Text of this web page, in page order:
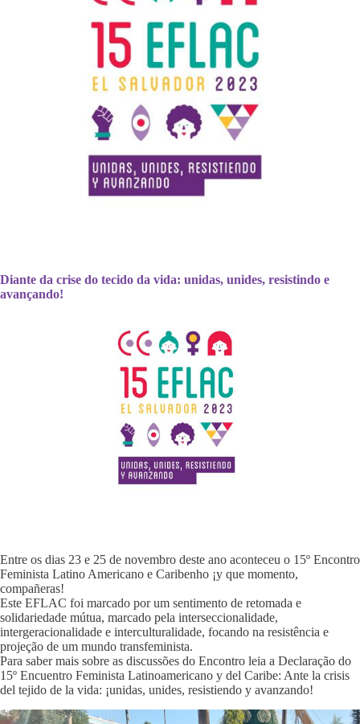
Diante da crise do tecido da vida: unidas, unides, resistindo e
avançando!
Entre os dias 23 e 25 de novembro deste ano aconteceu o 15º Encontro
Feminista Latino Americano e Caribenho ¡y que momento,
compañeras!
Este EFLAC foi marcado por um sentimento de retomada e
solidariedade mútua, marcado pela interseccionalidade,
intergeracionalidade e interculturalidade, focando na resistência e
projeção de um mundo transfeminista.
Para saber mais sobre as discussões do Encontro leia a Declaração do
15º Encuentro Feminista Latinoamericano y del Caribe: Ante la crisis
del tejido de la vida: ¡unidas, unides, resistiendo y avanzando!